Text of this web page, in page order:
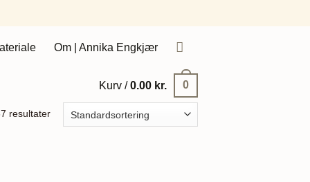
Om | Annika Engkjær
Kurv /0.00 kr. 0
resultater